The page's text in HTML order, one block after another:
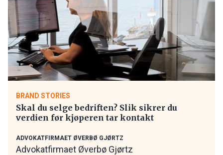
BRAND STORIES
Skal du selge bedriften? Slik sikrer du
verdien før kjøperen tar kontakt
ADVOKATFIRMAET ØVERBØ GJØRTZ
Advokatfirmaet Øverbø Gjørtz